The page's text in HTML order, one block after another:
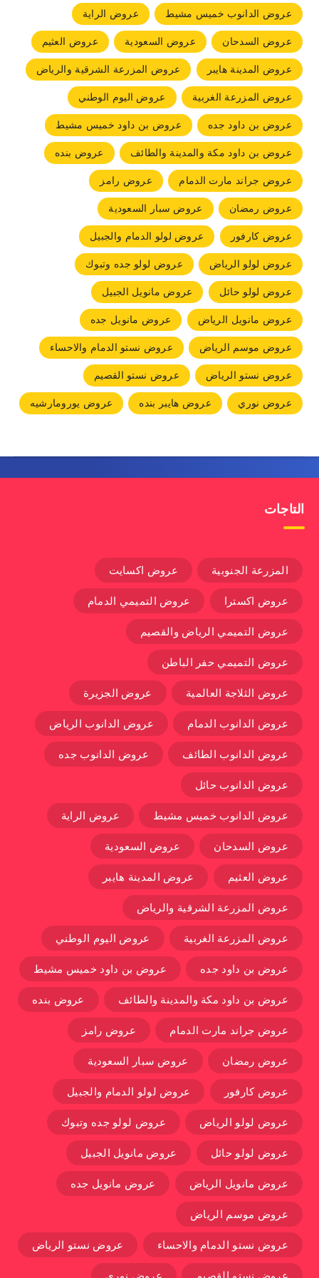
عروض الدانوب خميس مشيط
عروض الراية
عروض السدحان
عروض السعودية
عروض العثيم
عروض المدينة هايبر
عروض المزرعة الشرقية والرياض
عروض المزرعة الغربية
عروض اليوم الوطني
عروض بن داود جده
عروض بن داود خميس مشيط
عروض بن داود مكة والمدينة والطائف
عروض بنده
عروض جراند مارت الدمام
عروض رامز
عروض رمضان
عروض سبار السعودية
عروض كارفور
عروض لولو الدمام والجبيل
عروض لولو الرياض
عروض لولو جده وتبوك
عروض لولو حائل
عروض مانويل الجبيل
عروض مانويل الرياض
عروض مانويل جده
عروض موسم الرياض
عروض نستو الدمام والاحساء
عروض نستو الرياض
عروض نستو القصيم
عروض نوري
عروض هايبر بنده عروض يورومارشيه
التاجات
المزرعة الجنوبية عروض اكسايت
عروض اكسترا عروض التميمي الدمام
عروض التميمي الرياض والقصيم
عروض التميمي حفر الباطن
عروض الثلاجة العالمية عروض الجزيرة
عروض الدانوب الدمام عروض الدانوب الرياض
عروض الدانوب الطائف عروض الدانوب جده
عروض الدانوب حائل
عروض الدانوب خميس مشيط عروض الراية
عروض السدحان عروض السعودية
عروض العثيم عروض المدينة هايبر
عروض المزرعة الشرقية والرياض
عروض المزرعة الغربية عروض اليوم الوطني
عروض بن داود جده عروض بن داود خميس مشيط
عروض بن داود مكة والمدينة والطائف عروض بنده
عروض جراند مارت الدمام عروض رامز
عروض رمضان عروض سبار السعودية
عروض كارفور عروض لولو الدمام والجبيل
عروض لولو الرياض عروض لولو جده وتبوك
عروض لولو حائل عروض مانويل الجبيل
عروض مانويل الرياض عروض مانويل جده
عروض موسم الرياض
عروض نستو الدمام والاحساء عروض نستو الرياض